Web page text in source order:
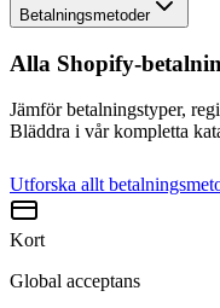
Betalningsmetoder
Alla Shopify-
Jämför betalningstyper,
Bläddra i vår kompletta
Utforska allt
Kort
Global acceptans